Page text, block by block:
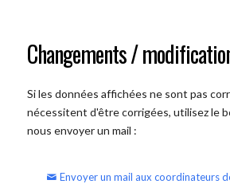
Changements /
Si les données affichées ne sont pas
nécessitent d'être corrigées, utilisez le
nous envoyer un mail :
Envoyer un mail aux coordinateurs